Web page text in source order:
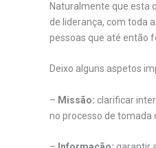
Naturalmente que esta
de liderança, com toda
pessoas que até então
Deixo alguns aspetos
– Missão: clarificar
no processo de tomada